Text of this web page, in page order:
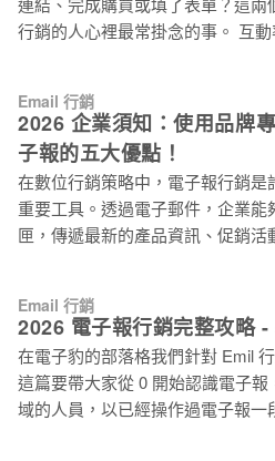
套自動運轉的增長循環，你才不
眠。 為什麼 2026 年你非得把這兩者綁在一起？ 現在單打獨鬥
不再只是增加曝光，而是幫你的品牌買了
戶溝通的主動權 Google 演算法說變就變，今天你是第一名，明
天可能就掉到第二頁。但當你手握
行銷的人心裡最常掛念的事。 互動率的高低，決定了一封電子
開來說，讓你知道問題出在哪、該從哪裡下
動率如此重要？深入解析其影響 開信率還過得去，就算完成任
務了，很多人肯定都這樣想。但開
業價值的，是後續的互動行為。 從電子報服務商的角度來看，
高互動率代表你的郵件是收件者「
你的寄件人聲譽（Sender
累寄件人的整個信件到達率。 從行銷成效來看，點擊率反映的
是內容吸不吸引人、CTA 夠不夠清
程有沒有順暢引導讀者到達目標
你和訂閱者之間的關係深度。三
正的問題
Email 行銷
2026 企業須知：使用品牌
子報的五大優點！
在數位行銷策略中，電子報行銷
重要工具。透過電子郵件，企業
匣，傳遞最新的產品資訊、促銷
己獨立的電子郵件網域名稱，像是
newsletter@yourcompany.com。
域（例如 Gmail、Yahoo、
幫助企業在電子報行銷中脫穎而出。 以下是品牌使用
Email 網域進行電子報行銷的五大優點： 一、提高到
Email 行銷
2026 電子報行銷完整攻略 -
在電子豹的部落格我們針對 Emil
這篇要帶大家從 0 開始認識電子
域的人員，以已經操作過電子報